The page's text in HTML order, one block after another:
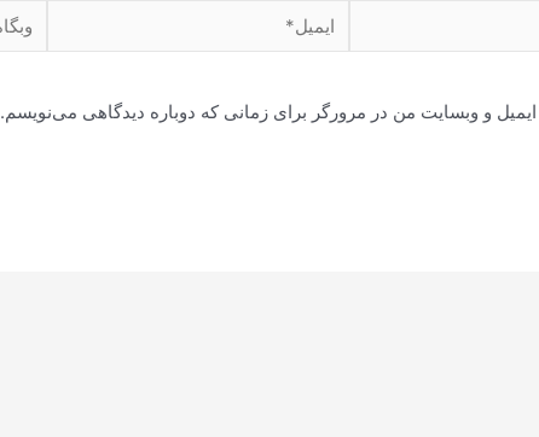
ایمیل* وبگاه
ایمیل و وبسایت من در مرورگر برای زمانی که دوباره دیدگاهی می‌نویسم.